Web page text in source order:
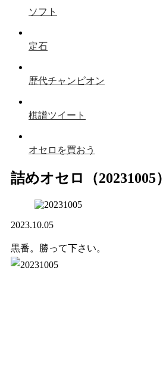
ソフト
定石
歴代チャンピオン
棋譜ツイート
オセロを買おう
詰めオセロ（20231005）
2023.10.05
黒番。勝って下さい。